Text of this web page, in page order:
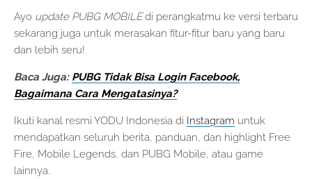
Ayo update PUBG MOBILEdi perangkatmu ke versi terbaru
sekarang juga untuk merasakan fitur-fitur baru yang baru
dan lebih seru!
Baca Juga: PUBG Tidak Bisa Login Facebook,
Bagaimana Cara Mengatasinya?
Ikuti kanal resmi YODU Indonesia di Instagram untuk
mendapatkan seluruh berita, panduan, dan highlight Free
Fire, Mobile Legends, dan PUBG Mobile, atau game
lainnya.